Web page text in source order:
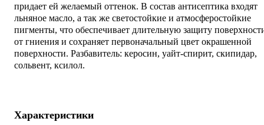
придает ей желаемый оттенок. В состав антисептика входят
льняное масло, а так же светостойкие и атмосферостойкие
пигменты, что обеспечивает длительную защиту
от гниения и сохраняет первоначальный цвет окрашенной
поверхности. Разбавитель: керосин, уайт-спирит, скипидар,
сольвент, ксилол.
Характеристики